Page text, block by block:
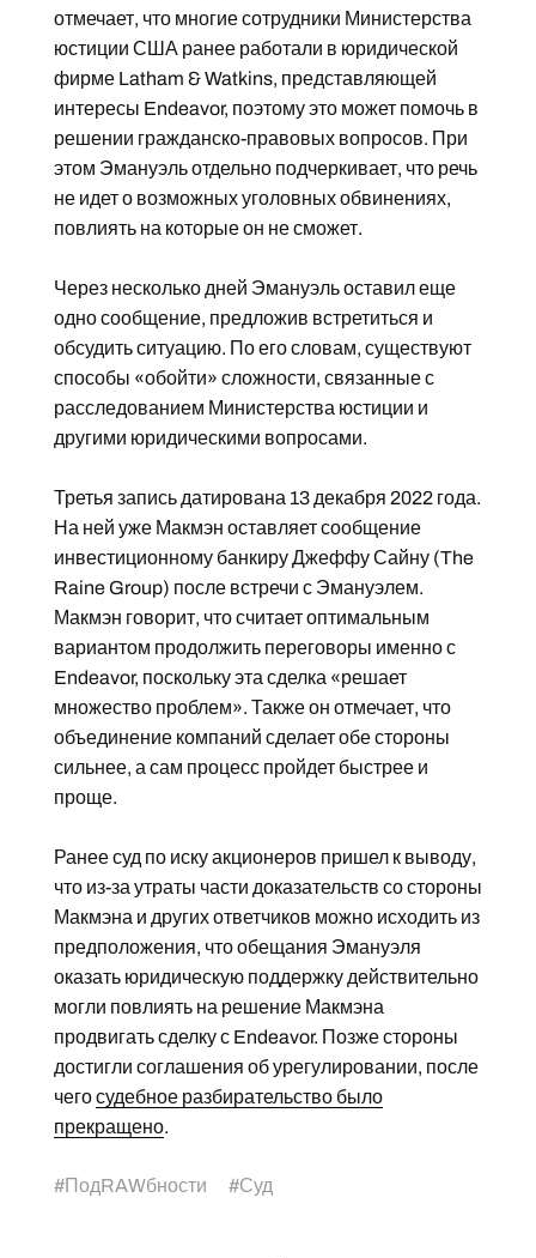
отмечает, что многие сотрудники Министерства
юстиции США ранее работали в юридической
фирме Latham & Watkins, представляющей
интересы Endeavor, поэтому это может помочь в
решении гражданско-правовых вопросов. При
этом Эмануэль отдельно подчеркивает, что речь
не идет о возможных уголовных обвинениях,
повлиять на которые он не сможет.
Через несколько дней Эмануэль оставил еще
одно сообщение, предложив встретиться и
обсудить ситуацию. По его словам, существуют
способы «обойти» сложности, связанные с
расследованием Министерства юстиции и
другими юридическими вопросами.
Третья запись датирована 13 декабря 2022 года.
На ней уже Макмэн оставляет сообщение
инвестиционному банкиру Джеффу Сайну (The
Raine Group) после встречи с Эмануэлем.
Макмэн говорит, что считает оптимальным
вариантом продолжить переговоры именно с
Endeavor, поскольку эта сделка «решает
множество проблем». Также он отмечает, что
объединение компаний сделает обе стороны
сильнее, а сам процесс пройдет быстрее и
проще.
Ранее суд по иску акционеров пришел к выводу,
что из-за утраты части доказательств со стороны
Макмэна и других ответчиков можно исходить из
предположения, что обещания Эмануэля
оказать юридическую поддержку действительно
могли повлиять на решение Макмэна
продвигать сделку с Endeavor. Позже стороны
достигли соглашения об урегулировании, после
чегосудебное разбирательство было
прекращено.
#ПодRAWбности #Суд